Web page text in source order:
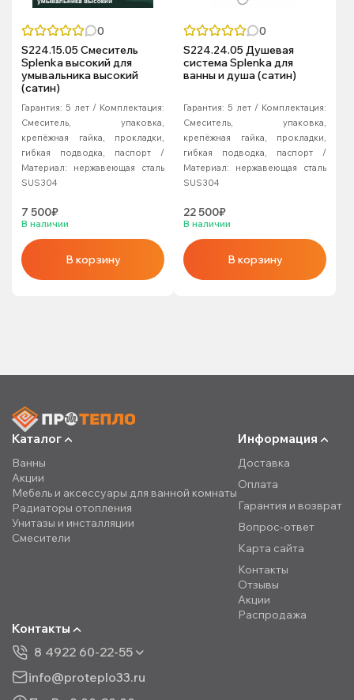
0
S224.15.05 Смеситель
Splenka высокий для
умывальника высокий
(сатин)
Гарантия: 5 лет
Комплектация:
Смеситель, упаковка,
крепёжная гайка, прокладки,
гибкая подводка, паспорт
Материал:
нержавеющая сталь
SUS304
7 500₽
В наличии
В корзину
0
S224.24.05 Душевая
система Splenka для
ванны и душа (сатин)
Гарантия: 5 лет
Комплектация:
Смеситель, упаковка,
крепёжная гайка, прокладки,
гибкая подводка, паспорт
Материал:
нержавеющая сталь
SUS304
22 500₽
В наличии
В корзину
Каталог
Ванны
Акции
Мебель и аксессуары для ванной комнаты
Радиаторы отопления
Унитазы и инсталляции
Смесители
Информация
Доставка
Оплата
Гарантия и возврат
Вопрос-ответ
Карта сайта
Контакты
Отзывы
Акции
Распродажа
Контакты
8 4922 60-22-55
info@proteplo33.ru